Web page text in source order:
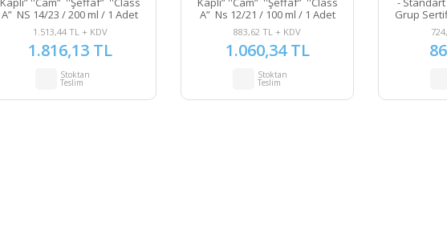
A” NS 14/23 / 200 ml / 1 Adet
1.513,44 TL + KDV
1.816,13 TL
Stoktan
Teslim
A” Ns 12/21 / 100 ml / 1 Adet
883,62 TL + KDV
1.060,34 TL
Stoktan
Teslim
Grup
50 ml -